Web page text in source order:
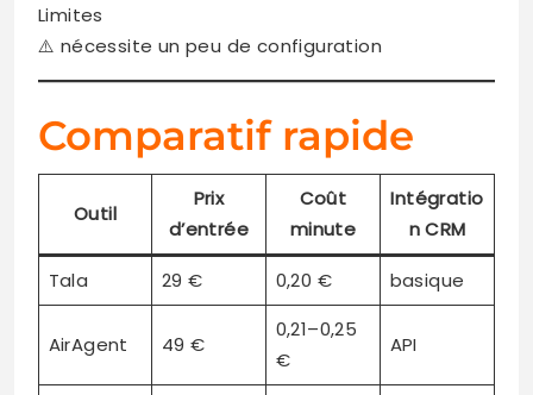
Limites
⚠️ nécessite un peu de configuration
Comparatif rapide
Outil
Prix
d’entrée
Coût
minute
Intégratio
n CRM
Tala 29 € 0,20 € basique
AirAgent 49 €
0,21–0,25
€
API